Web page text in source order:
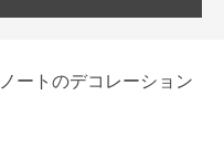
ートのデコレーション